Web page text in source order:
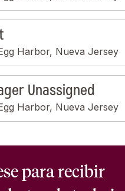
Harbor, Nueva Jersey
Unassigned
Harbor, Nueva Jersey
para recibir